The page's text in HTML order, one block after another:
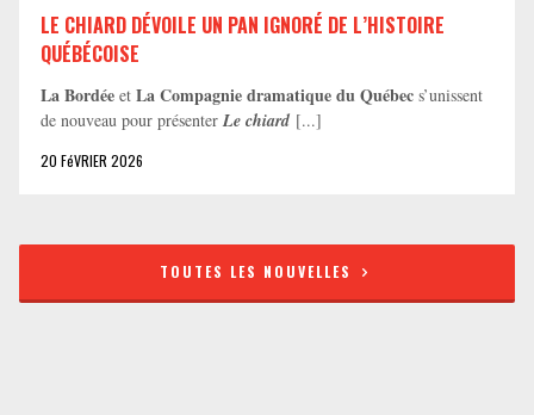
LE CHIARD DÉVOILE UN PAN IGNORÉ DE L’HISTOIRE
QUÉBÉCOISE
La Bordée et La Compagnie dramatique du Québec s’unissent
de nouveau pour présenter Le chiard [...]
20 FéVRIER 2026
TOUTES LES NOUVELLES